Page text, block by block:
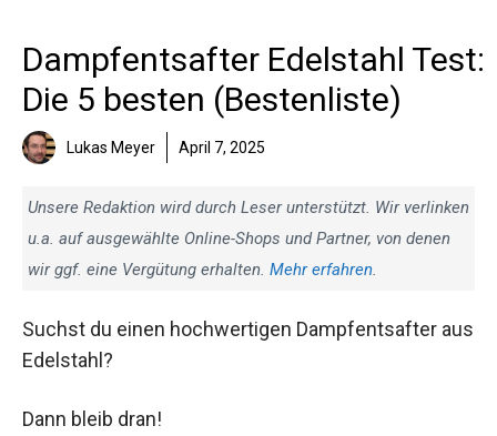
Dampfentsafter Edelstahl Test:
Die 5 besten (Bestenliste)
Lukas Meyer April 7, 2025
Unsere Redaktion wird durch Leser unterstützt. Wir verlinken
u.a. auf ausgewählte Online-Shops und Partner, von denen
wir ggf. eine Vergütung erhalten. Mehr erfahren.
Suchst du einen hochwertigen Dampfentsafter aus
Edelstahl?
Dann bleib dran!